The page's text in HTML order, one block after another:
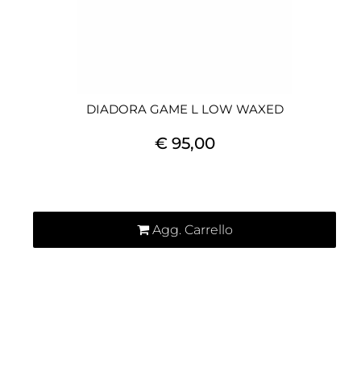
DIADORA GAME L LOW WAXED
€ 95,00
Agg. Carrello